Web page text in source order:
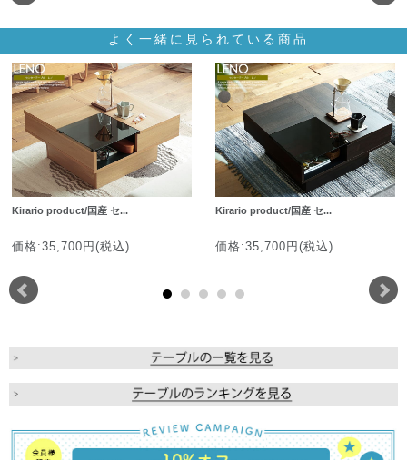
よく一緒に見られている商品
Kirario product/国産 セ...
価格:35,700円(税込)
Kirario product/国産 セ...
価格:35,700円(税込)